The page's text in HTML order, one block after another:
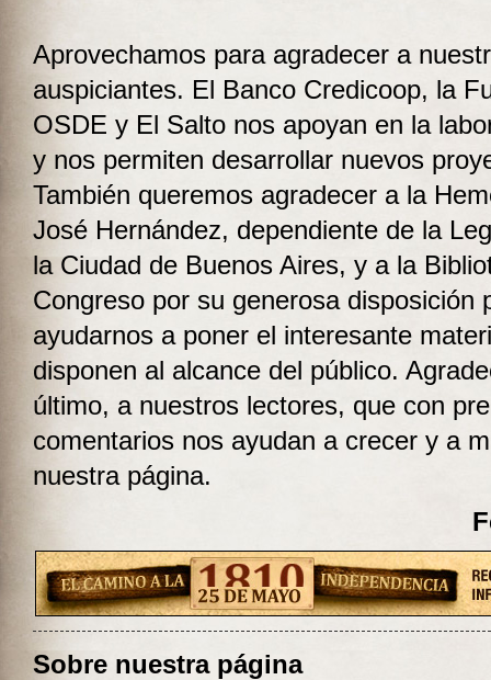
Aprovechamos para agradecer a
auspiciantes. El Banco Credicoop, la
OSDE y El Salto nos apoyan en la
y nos permiten desarrollar nuevos
También queremos agradecer a la
José Hernández, dependiente de la
la Ciudad de Buenos Aires, y a la
Congreso por su generosa disposición
ayudarnos a poner el interesante
disponen al alcance del público.
último, a nuestros lectores, que con
comentarios nos ayudan a crecer y a
nuestra página.
Sobre nuestra página